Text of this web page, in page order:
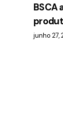
BSCA
junho 27,